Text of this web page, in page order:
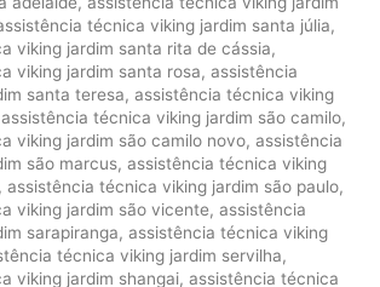
técnica viking jardim santa júlia,
viking jardim santa rita de cássia,
viking jardim santa rosa, assistência
santa teresa, assistência técnica viking
assistência técnica viking jardim são camilo,
viking jardim são camilo novo, assistência
são marcus, assistência técnica viking
, assistência técnica viking jardim são paulo,
viking jardim são vicente, assistência
sarapiranga, assistência técnica viking
técnica viking jardim servilha,
viking jardim shangai, assistência técnica